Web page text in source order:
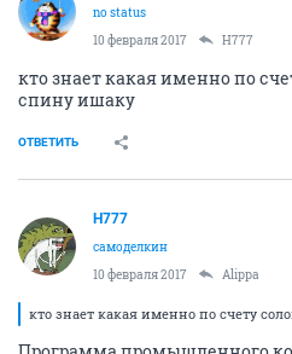
no status
10 февраля 2017
H777
кто знает какая именно по
спину ишаку
ОТВЕТИТЬ
H777
самоделкин
10 февраля 2017
Alippa
кто знает какая именно по счету